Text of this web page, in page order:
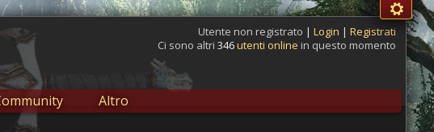
Utente non registrato | Login |Registrati
Ci sono altri346utenti online in questo momento
Altro